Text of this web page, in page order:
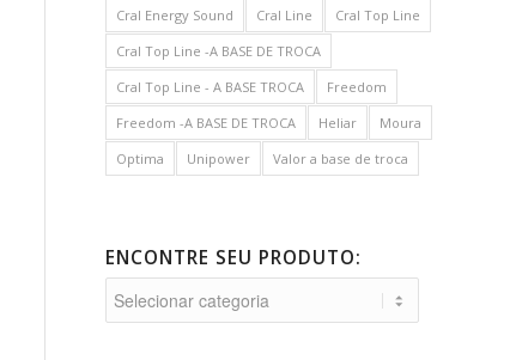
Cral Energy Sound
Cral Line
Cral Top Line
Cral Top Line -A BASE DE TROCA
Cral Top Line - A BASE TROCA
Freedom
Freedom -A BASE DE TROCA
Heliar
Moura
Optima
Unipower Valor a base de troca
ENCONTRE SEU PRODUTO: